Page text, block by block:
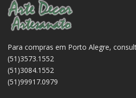
Para compras em Porto Alegre,
(51)3573.1552
(51)3084.1552
(51)99917.0979